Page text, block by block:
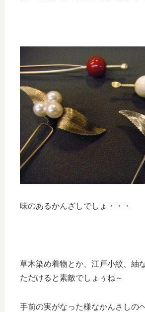
味のあるかんざしでしょ・・・
草木染め着物とか、江戸小紋、紬
ただけると素敵でしょぅね～
手前の実がなった様なかんさしの